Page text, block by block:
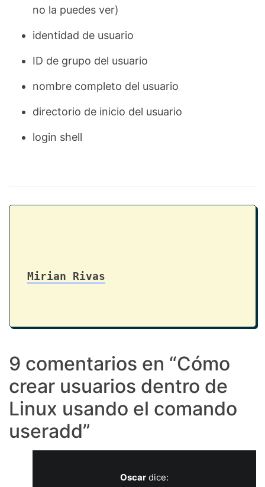
no la puedes ver)
identidad de usuario
ID de grupo del usuario
nombre completo del usuario
directorio de inicio del usuario
login shell
Mirian Rivas
9 comentarios en “Cómo
crear usuarios dentro de
Linux usando el comando
useradd”
Oscar dice: